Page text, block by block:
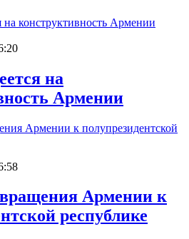
на
Армении
Армении к
республике